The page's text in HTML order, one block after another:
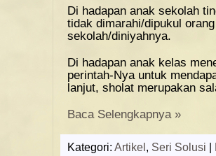
Di hadapan anak sekolah
tidak dimarahi/dipukul
sekolah/diniyahnya.
Di hadapan anak kelas
perintah-Nya untuk
lanjut, sholat merupakan
Baca Selengkapnya »
Kategori: Artikel , Seri Solusi